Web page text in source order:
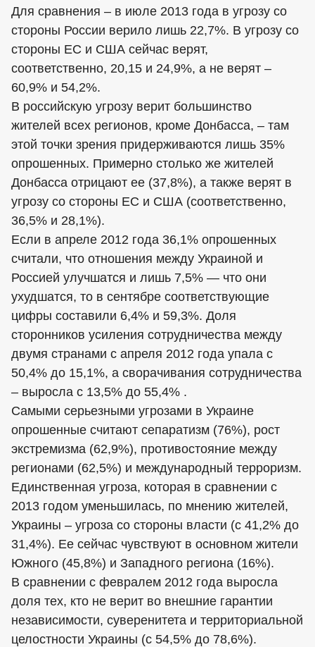
Для сравнения – в июле 2013 года в угрозу со
стороны России верило лишь 22,7%. В угрозу со
стороны ЕС и США сейчас верят,
соответственно, 20,15 и 24,9%, а не верят –
60,9% и 54,2%.
В российскую угрозу верит большинство
жителей всех регионов, кроме Донбасса, – там
этой точки зрения придерживаются лишь 35%
опрошенных. Примерно столько же жителей
Донбасса отрицают ее (37,8%), а также верят в
угрозу со стороны ЕС и США (соответственно,
36,5% и 28,1%).
Если в апреле 2012 года 36,1% опрошенных
считали, что отношения между Украиной и
Россией улучшатся и лишь 7,5% — что они
ухудшатся, то в сентябре соответствующие
цифры составили 6,4% и 59,3%. Доля
сторонников усиления сотрудничества между
двумя странами с апреля 2012 года упала с
50,4% до 15,1%, а сворачивания сотрудничества
– выросла с 13,5% до 55,4% .
Самыми серьезными угрозами в Украине
опрошенные считают сепаратизм (76%), рост
экстремизма (62,9%), противостояние между
регионами (62,5%) и международный терроризм.
Единственная угроза, которая в сравнении с
2013 годом уменьшилась, по мнению жителей,
Украины – угроза со стороны власти (с 41,2% до
31,4%). Ее сейчас чувствуют в основном жители
Южного (45,8%) и Западного региона (16%).
В сравнении с февралем 2012 года выросла
доля тех, кто не верит во внешние гарантии
независимости, суверенитета и территориальной
целостности Украины (с 54,5% до 78,6%).